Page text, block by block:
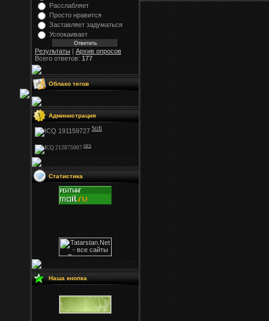
Расслабляет
Просто нравится
Заставляет задуматься
Успокаивает
Результаты|Архив опросов
Всего ответов:177
Облако тегов
Администрация
Stifi
NFS
Статистика
Наша кнопка